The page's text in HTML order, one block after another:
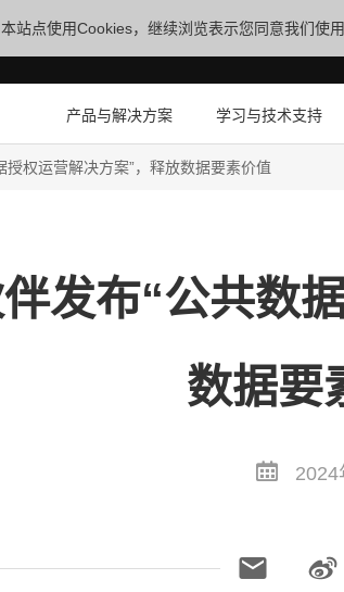
本站点使用Cookies，继续浏览表示您同意我们使
产品与解决方案 学习与技术支持
授权运营解决方案”，释放数据要素价值
发布“公共数
数据要
2024